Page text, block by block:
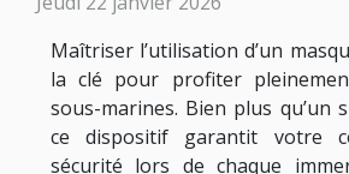
Maîtriser l’utilisation d’un
la clé pour profiter
sous-marines. Bien plus qu’un
ce dispositif garantit votre
sécurité lors de chaque